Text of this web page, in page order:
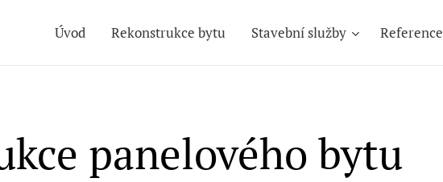
Úvod Rekonstrukce bytu Stavební služby Reference
panelového bytu